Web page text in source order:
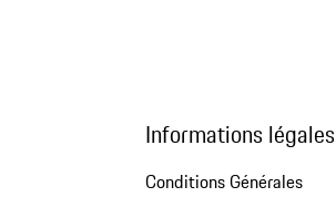
Informations légales
Conditions Générales